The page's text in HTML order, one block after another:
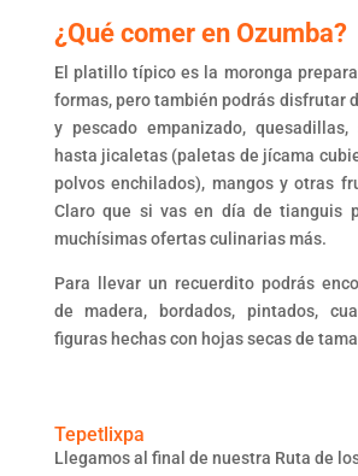
¿Qué comer en Ozumba?
El platillo típico es la moronga
formas, pero también podrás disfrutar
y pescado empanizado,
hasta jicaletas (paletas de jícama
polvos enchilados), mangos y otras
Claro que si vas en día de tianguis
muchísimas ofertas culinarias más.
Para llevar un recuerdito podrás
de madera, bordados, pintados,
figuras hechas con hojas secas de
Tepetlixpa
Llegamos al final de nuestra Ruta de